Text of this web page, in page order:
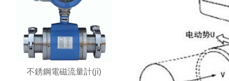
不銹鋼電磁流量計(jì)